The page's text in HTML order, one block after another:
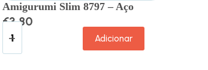
Amigurumi Slim 8797 – Aço
€3.80
Adicionar